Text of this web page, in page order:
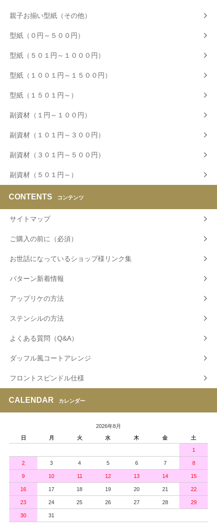
親子お揃い型紙（その他）
型紙（０円～５００円）
型紙（５０１円～１０００円）
型紙（１００１円～１５００円）
型紙（１５０１円～）
副資材（１円～１００円）
副資材（１０１円～３００円）
副資材（３０１円～５００円）
副資材（５０１円～）
CONTENTS コンテンツ
サイトマップ
ご購入の前に（必須）
お世話になっているショップ様リンク集
パターン新着情報
アップリケの方法
ステンシルの方法
よくある質問（Q&A）
ダッフル風コートアレンジ
フロントスピンドル仕様
CALENDAR カレンダー
2026年8月
日
月 火 水 木 金 土
1
2 3 4 5 6 7 8
9 10 11 12 13 14 15
16 17 18 19 20 21 22
23 24 25 26 27 28 29
30 31